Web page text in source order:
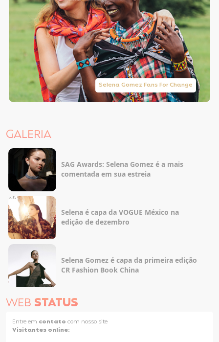
Selena Gomez Fans For Change
GALERIA
SAG Awards: Selena Gomez é a mais
comentada em sua estreia
Selena é capa da VOGUE México na
edição de dezembro
Selena Gomez é capa da primeira edição
CR Fashion Book China
WEB STATUS
Entre em contato com nosso site
Visitantes online: